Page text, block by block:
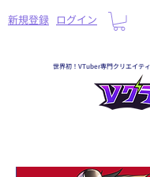
​新規登録 ログイン
世界初！VTuber専門クリエイテ